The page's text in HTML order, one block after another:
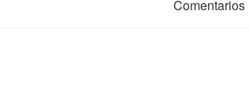
Comentarios